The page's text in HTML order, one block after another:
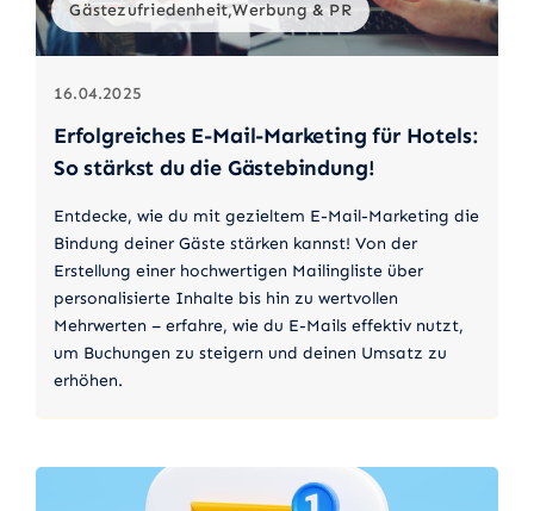
Gästezufriedenheit,Werbung & PR
16.04.2025
Erfolgreiches E-Mail-Marketing für Hotels:
So stärkst du die Gästebindung!
Entdecke, wie du mit gezieltem E-Mail-Marketing die
Bindung deiner Gäste stärken kannst! Von der
Erstellung einer hochwertigen Mailingliste über
personalisierte Inhalte bis hin zu wertvollen
Mehrwerten – erfahre, wie du E-Mails effektiv nutzt,
um Buchungen zu steigern und deinen Umsatz zu
erhöhen.